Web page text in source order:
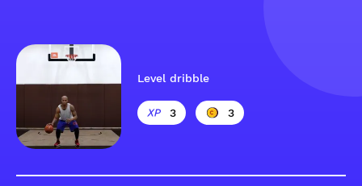
Level dribble
3 3